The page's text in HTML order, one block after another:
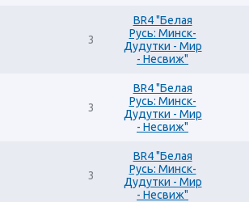
3
BR4 "Белая
Русь: Минск-
Дудутки - Мир
- Несвиж"
3
BR4 "Белая
Русь: Минск-
Дудутки - Мир
- Несвиж"
3
BR4 "Белая
Русь: Минск-
Дудутки - Мир
- Несвиж"